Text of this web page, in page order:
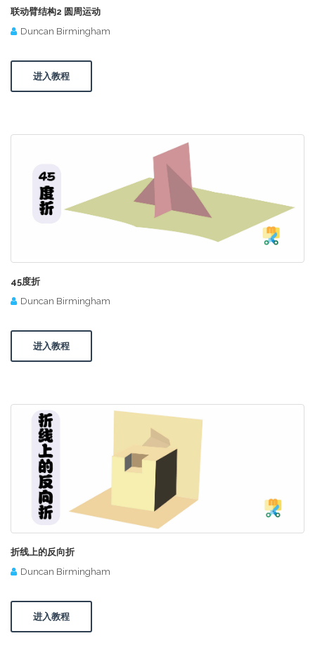
联动臂结构2 圆周运动
Duncan Birmingham
进入教程
45度折
Duncan Birmingham
进入教程
折线上的反向折
Duncan Birmingham
进入教程